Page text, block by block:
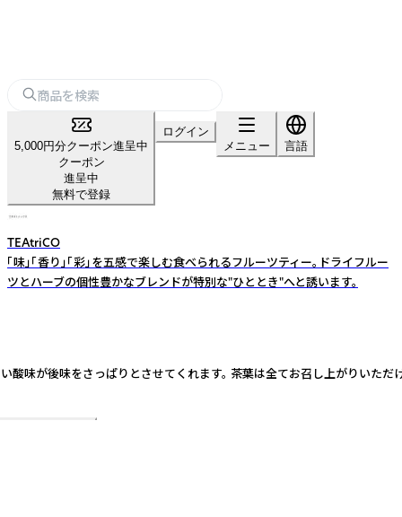
5,000円分クーポン進呈中
クーポン
進呈中
無料で登録
ログイン
メニュー
言語
TEAtriCO
「味」「香り」「彩」を五感で楽しむ食べられるフルーツティー。ドライフルー
ツとハーブの個性豊かなブレンドが特別な"ひととき"へと誘います。
後味をさっぱりとさせてくれます。 茶葉は全てお召し上がりい